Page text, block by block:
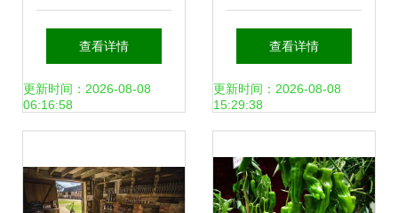
金华援疆项目以“采
摘经济”激发新疆农
查看详情
更新时间：2026-08-08
06:16:58
模化种植助力农业
增效农民增收
查看详情
更新时间：2026-08-08
15:29:38